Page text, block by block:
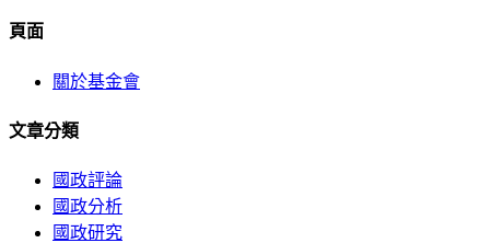
頁面
關於基金會
文章分類
國政評論
國政分析
國政研究